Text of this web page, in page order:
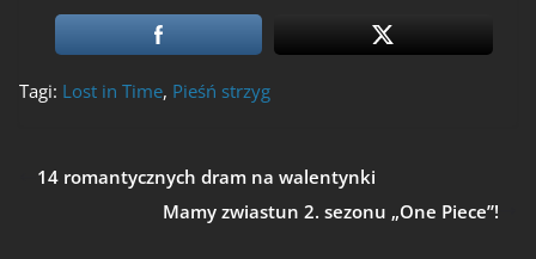
Tagi: Lost in Time, Pieśń strzyg
14 romantycznych dram na walentynki
Mamy zwiastun 2. sezonu „One Piece”!